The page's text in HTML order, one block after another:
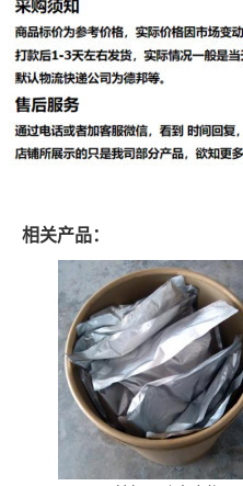
相关产品：